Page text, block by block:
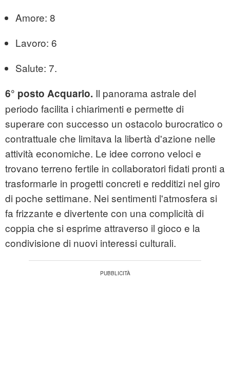
Amore: 8
Lavoro: 6
Salute: 7.
6° posto Acquario. Il panorama astrale del
periodo facilita i chiarimenti e permette di
superare con successo un ostacolo burocratico o
contrattuale che limitava la libertà d'azione nelle
attività economiche. Le idee corrono veloci e
trovano terreno fertile in collaboratori fidati pronti a
trasformarle in progetti concreti e redditizi nel giro
di poche settimane. Nei sentimenti l'atmosfera si
fa frizzante e divertente con una complicità di
coppia che si esprime attraverso il gioco e la
condivisione di nuovi interessi culturali.